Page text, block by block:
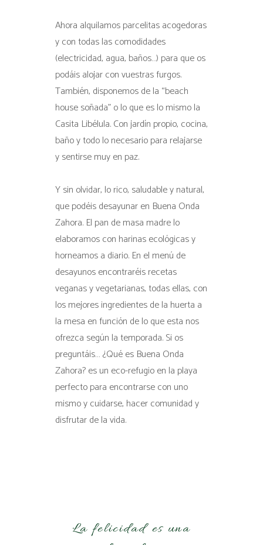
Ahora alquilamos parcelitas acogedoras
y con todas las comodidades
(electricidad, agua, baños…) para que os
podáis alojar con vuestras furgos.
También, disponemos de la “beach
house soñada” o lo que es lo mismo la
Casita Libélula. Con jardín propio, cocina,
baño y todo lo necesario para relajarse
y sentirse muy en paz.
Y sin olvidar, lo rico, saludable y natural,
que podéis desayunar en Buena Onda
Zahora. El pan de masa madre lo
elaboramos con harinas ecológicas y
horneamos a diario. En el menú de
desayunos encontraréis recetas
veganas y vegetarianas, todas ellas, con
los mejores ingredientes de la huerta a
la mesa en función de lo que esta nos
ofrezca según la temporada. Si os
preguntáis… ¿Qué es Buena Onda
Zahora? es un eco-refugio en la playa
perfecto para encontrarse con uno
mismo y cuidarse, hacer comunidad y
disfrutar de la vida.
La felicidad es una